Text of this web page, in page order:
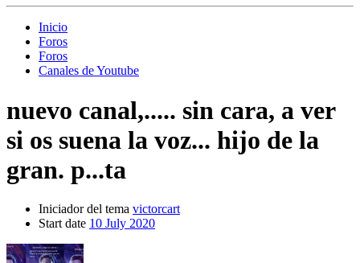
Inicio
Foros
Foros
Canales de Youtube
nuevo canal,..... sin cara, a ver
si os suena la voz... hijo de la
gran. p...ta
Iniciador del tema victorcart
Start date 10 July 2020